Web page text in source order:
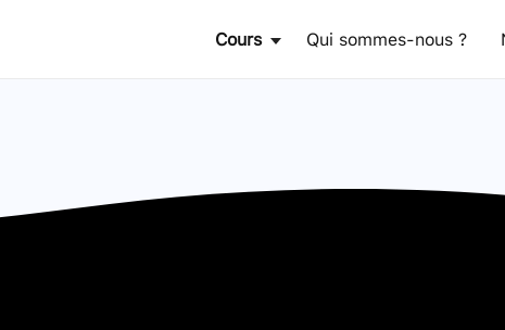
Cours Qui sommes-nous ?